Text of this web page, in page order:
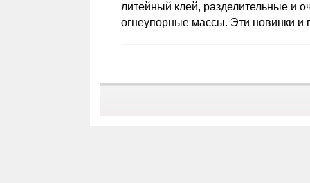
литейный клей, разделительные и
огнеупорные массы. Эти новинки и